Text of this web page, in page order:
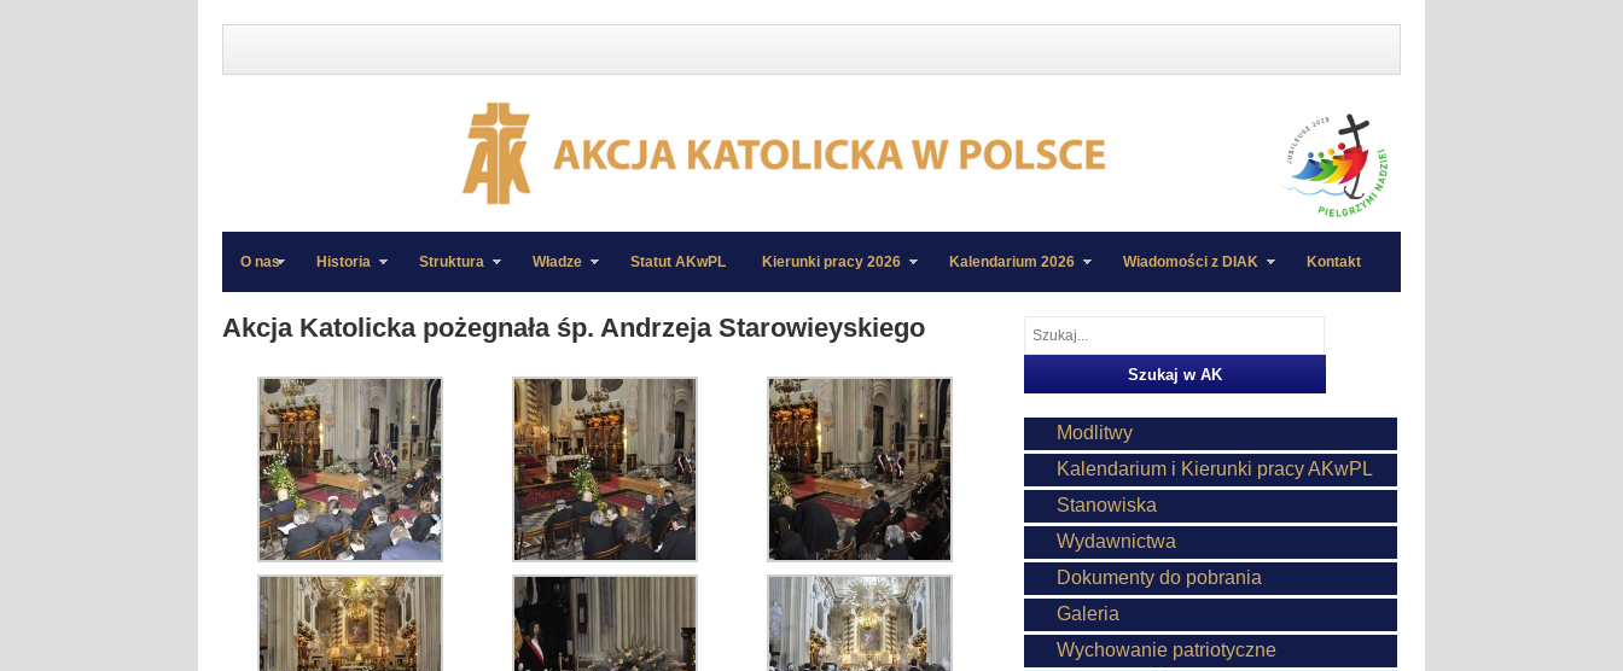
»
»
O nas Historia Struktura Władze Statut AKwPL Kierunki pracy 2026 Kalendarium 2026 Wiadomości z DIAK Kontakt
Akcja Katolicka pożegnała śp. Andrzeja Starowieyskiego
Modlitwy
Kalendarium i Kierunki pracy AKwPL
Stanowiska
Wydawnictwa
Dokumenty do pobrania
Galeria
Wychowanie patriotyczne